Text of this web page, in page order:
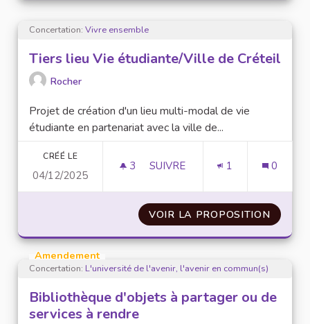
Concertation: Vivre ensemble
Tiers lieu Vie étudiante/Ville de Créteil
Rocher
Projet de création d'un lieu multi-modal de vie
étudiante en partenariat avec la ville de...
CRÉÉ LE
04/12/2025
3 3 ABONNÉS
SUIVRE 1 0
VOIR LA PROPOSITION
Amendement
Concertation: L'université de l'avenir, l'avenir en commun(s)
Bibliothèque d'objets à partager ou de
services à rendre